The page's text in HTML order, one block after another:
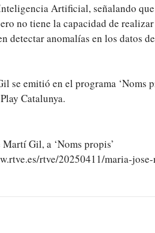
Artificial, señalando
no tiene la capacidad de
detectar anomalías en los datos
se emitió en el programa ‘Noms
Catalunya.
Gil, a ‘Noms propis’
rtve/20250411/maria-